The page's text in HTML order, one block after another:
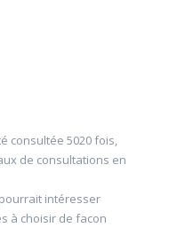
consultée 5020 fois,
de consultations en
pourrait intéresser
à choisir de facon